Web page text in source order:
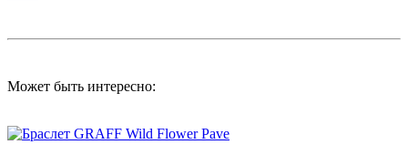
Может быть интересно: